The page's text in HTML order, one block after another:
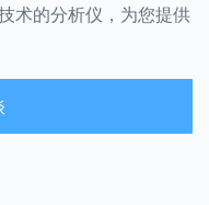
术的分析仪，为您提供